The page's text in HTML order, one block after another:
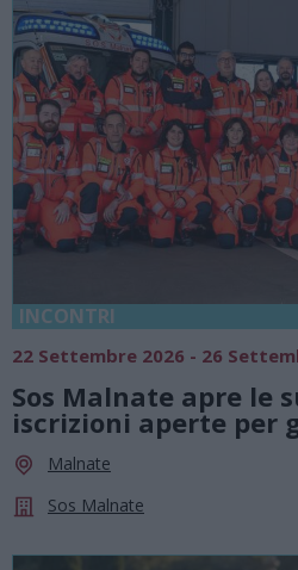
INCONTRI
22 Settembre 2026 - 26
Sos Malnate apre le
iscrizioni aperte per
Malnate
Sos Malnate